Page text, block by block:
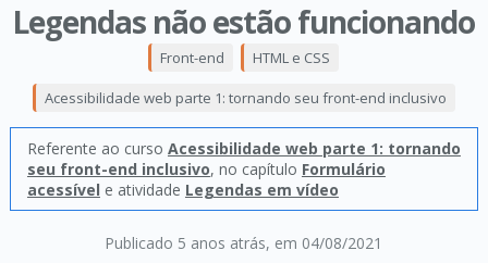
Legendas não estão funcionando
Publicado 5 anos atrás, em 04/08/2021
Front-end HTML e CSS
Acessibilidade web parte 1: tornando seu front-end inclusivo
Referente ao curso Acessibilidade web parte 1: tornando
seu front-end inclusivo, no capítulo Formulário
acessível e atividade Legendas em vídeo